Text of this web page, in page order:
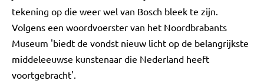
tekening op die weer wel van Bosch bleek te zijn.
Volgens een woordvoerster van het Noordbrabants
Museum 'biedt de vondst nieuw licht op de belangrijkste
middeleeuwse kunstenaar die Nederland heeft
voortgebracht'.